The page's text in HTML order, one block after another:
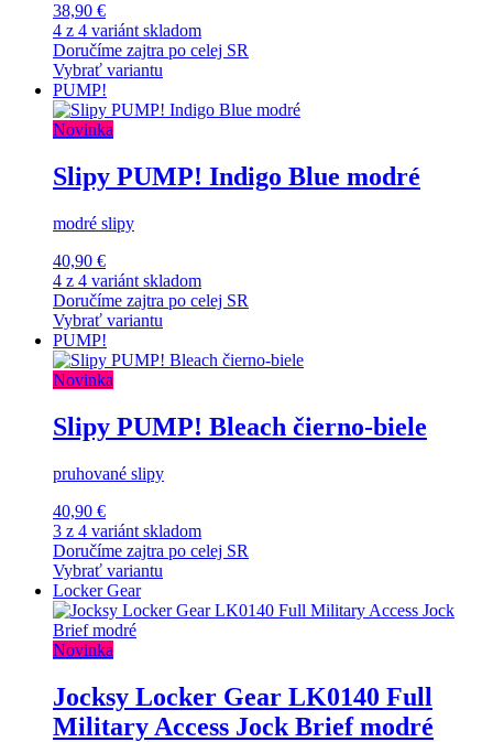
38,90 €
4 z 4 variánt skladom
Doručíme zajtra po celej SR
Vybrať variantu
PUMP!
Novinka
Slipy PUMP! Indigo Blue modré
modré slipy
40,90 €
4 z 4 variánt skladom
Doručíme zajtra po celej SR
Vybrať variantu
PUMP!
Novinka
Slipy PUMP! Bleach čierno-biele
pruhované slipy
40,90 €
3 z 4 variánt skladom
Doručíme zajtra po celej SR
Vybrať variantu
Locker Gear
Novinka
Jocksy Locker Gear LK0140 Full
Military Access Jock Brief modré